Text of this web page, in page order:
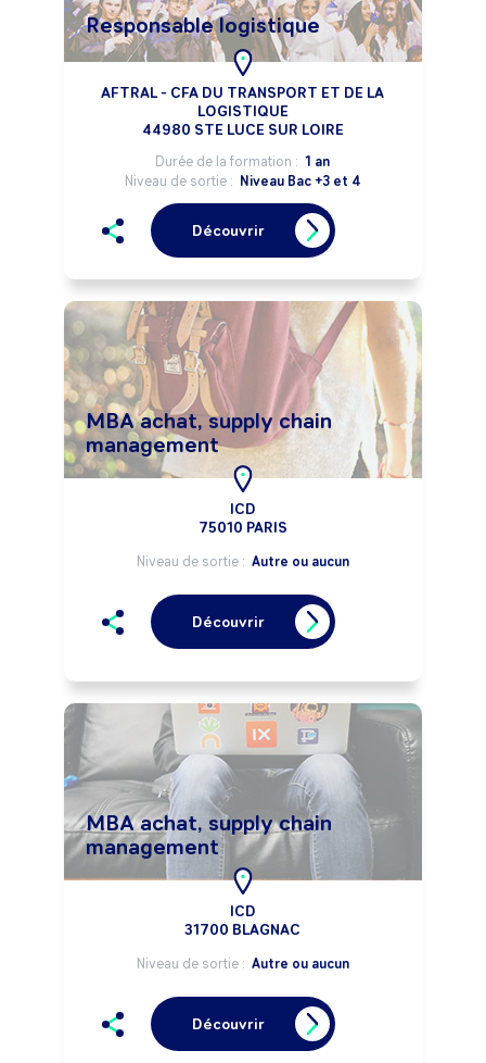
Responsable logistique
AFTRAL - CFA DU TRANSPORT ET DE LA
LOGISTIQUE
44980 STE LUCE SUR LOIRE
Durée de la formation : 1 an
Niveau de sortie : Niveau Bac +3 et 4
Découvrir
MBA achat, supply chain
management
ICD
75010 PARIS
Niveau de sortie : Autre ou aucun
Découvrir
MBA achat, supply chain
management
ICD
31700 BLAGNAC
Niveau de sortie : Autre ou aucun
Découvrir